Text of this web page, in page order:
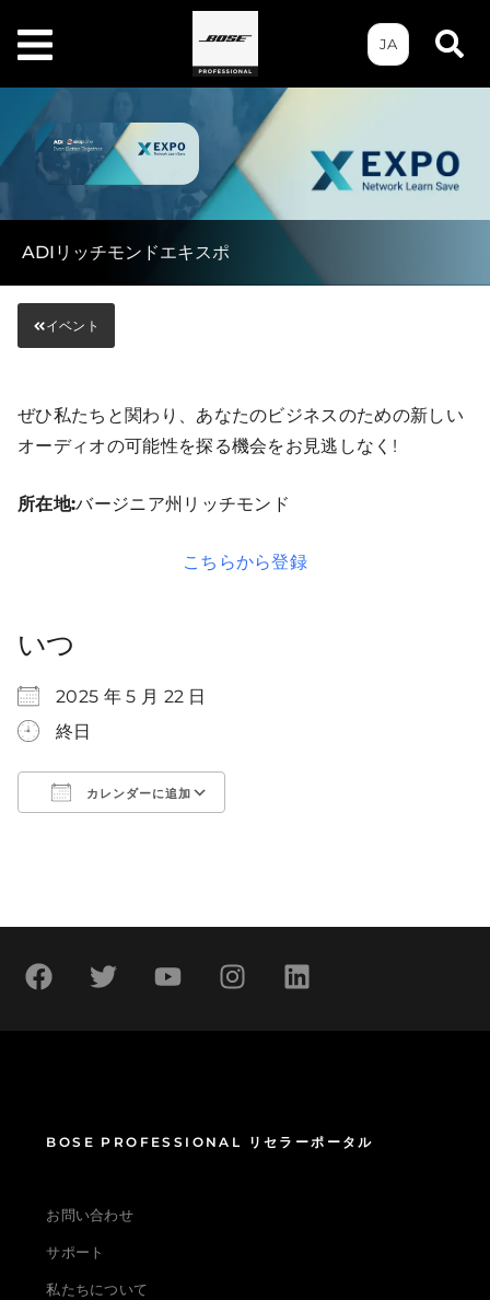
JA
ADIリッチモンドエキスポ
イベント
ぜひ私たちと関わり、あなたのビジネスのための新しい
オーディオの可能性を探る機会をお見逃しなく!
所在地:バージニア州リッチモンド
こちらから登録
いつ
2025 年 5 月 22 日
終日
カレンダーに追加
BOSE PROFESSIONAL リセラーポータル
お問い合わせ
サポート
私たちについて